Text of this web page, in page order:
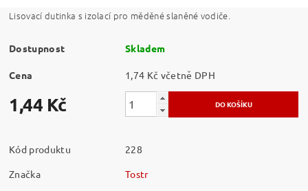
Lisovací dutinka s izolací pro měděné slaněné vodiče.
Dostupnost Skladem
Cena 1,74 Kč včetně DPH
1,44 Kč
Kód produktu
228
Značka
Tostr